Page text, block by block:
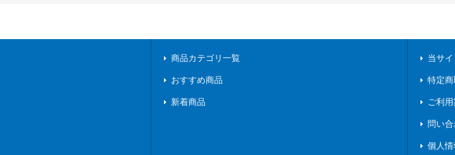
商品カテゴリ一覧
おすすめ商品
新着商品
当サ
特定
ご利
問い合
個人